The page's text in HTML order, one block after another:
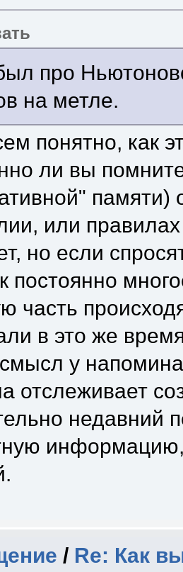
про
на метле.
понятно, как
ли вы
памяти)
или
но если
постоянно
часть
в это же
у
отслеживает
недавний
/ Re: Как